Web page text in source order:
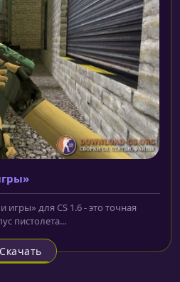
для CS 1.6 - это точная
пистолета...
Скачать